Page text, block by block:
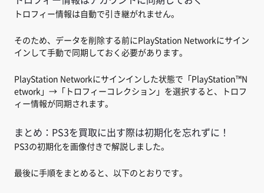
トロフィー情報は自動で引き継がれません。
そのため、データを削除する前にPlayStation Networkにサイン
インして手動で同期しておく必要があります。
PlayStation Networkにサインインした状態で「PlayStation™N
etwork」→「トロフィーコレクション」を選択すると、トロフ
ィー情報が同期されます。
まとめ：PS3を買取に出す際は初期化を忘れずに！
PS3の初期化を画像付きで解説しました。
最後に手順をまとめると、以下のとおりです。